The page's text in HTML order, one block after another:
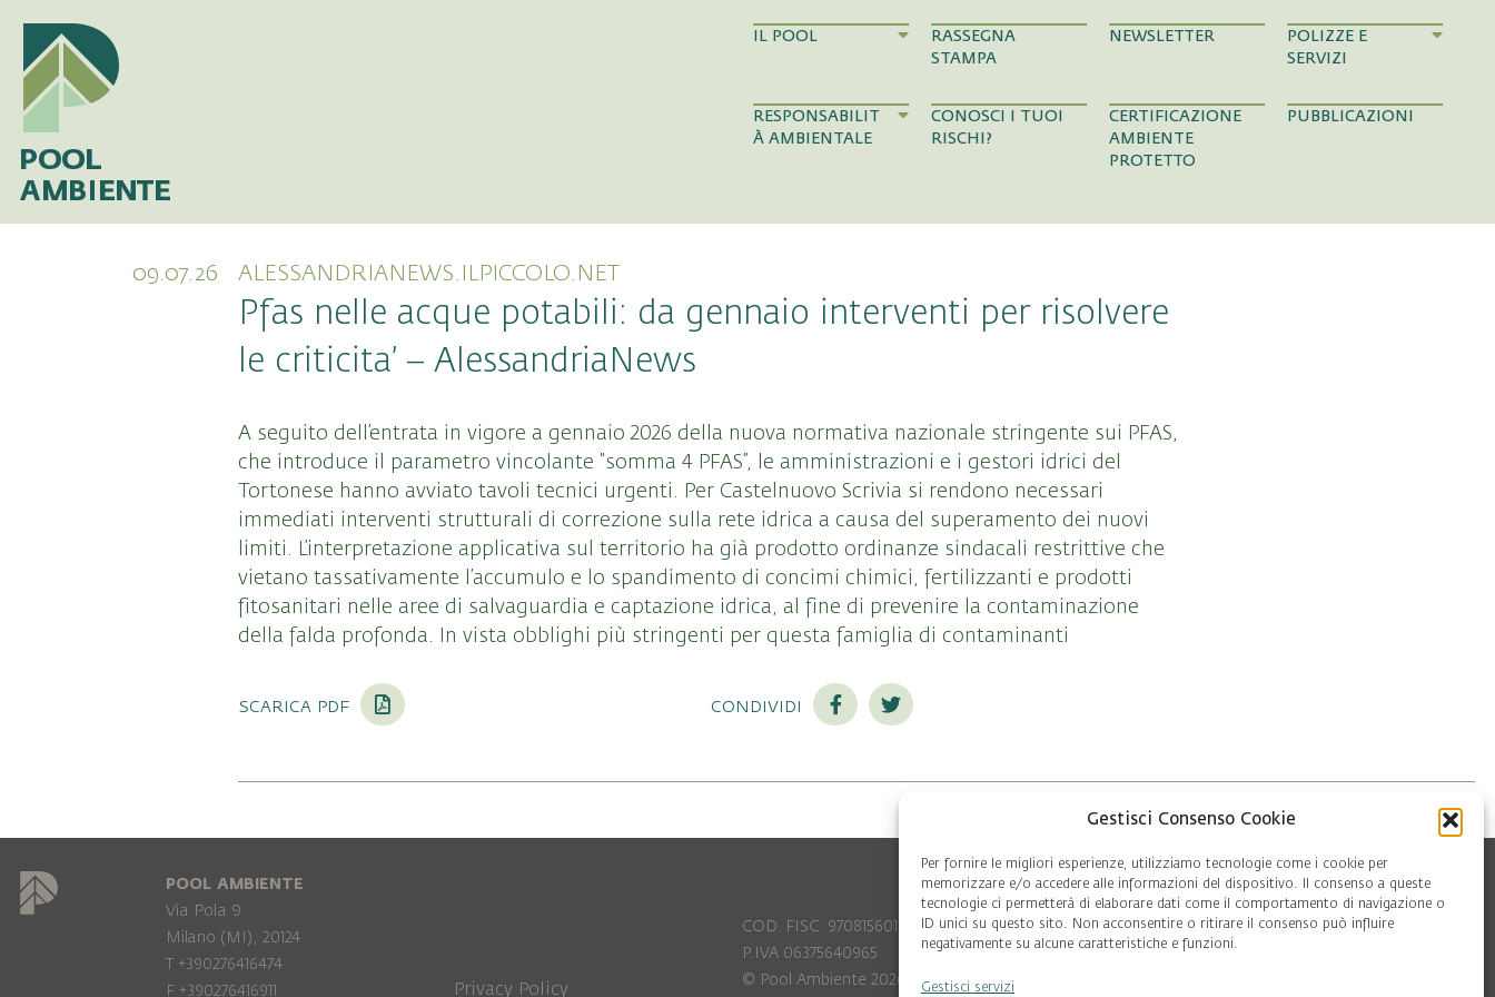
Gestisci Consenso Cookie
Per fornire le migliori esperienze, utilizziamo tecnologie come i cookie per
memorizzare e/o accedere alle informazioni del dispositivo. Il consenso a queste
tecnologie ci permetterà di elaborare dati come il comportamento di navigazione o
ID unici su questo sito. Non acconsentire o ritirare il consenso può influire
negativamente su alcune caratteristiche e funzioni.
Gestisci servizi
IL POOL
RASSEGNA
STAMPA
NEWSLETTER
POLIZZE E
SERVIZI
RESPONSABILIT
À AMBIENTALE
CONOSCI I TUOI
RISCHI?
CERTIFICAZIONE
AMBIENTE
PROTETTO
PUBBLICAZIONI
09.07.26 ALESSANDRIANEWS.ILPICCOLO.NET
Pfas nelle acque potabili: da gennaio interventi per risolvere
le criticita’ – AlessandriaNews
A seguito dell’entrata in vigore a gennaio 2026 della nuova normativa nazionale stringente sui PFAS,
che introduce il parametro vincolante “somma 4 PFAS”, le amministrazioni e i gestori idrici del
Tortonese hanno avviato tavoli tecnici urgenti. Per Castelnuovo Scrivia si rendono necessari
immediati interventi strutturali di correzione sulla rete idrica a causa del superamento dei nuovi
limiti. L’interpretazione applicativa sul territorio ha già prodotto ordinanze sindacali restrittive che
vietano tassativamente l’accumulo e lo spandimento di concimi chimici, fertilizzanti e prodotti
fitosanitari nelle aree di salvaguardia e captazione idrica, al fine di prevenire la contaminazione
della falda profonda. In vista obblighi più stringenti per questa famiglia di contaminanti
scarica pdf condividi
POOL AMBIENTE
Via Pola 9
Milano (MI), 20124
T +390276416474
F +390276416911
Privacy Policy
COD. FISC. 97081560159
P.IVA 06375640965
© Pool Ambiente 2026